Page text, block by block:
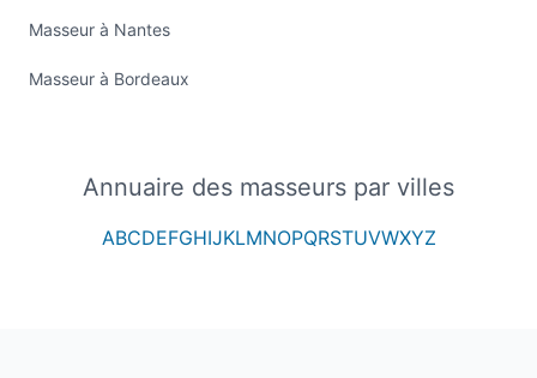
Masseur à Nantes
Masseur à Bordeaux
Annuaire des masseurs par villes
ABCDEFGHIJKLMNOPQRSTUVWXYZ